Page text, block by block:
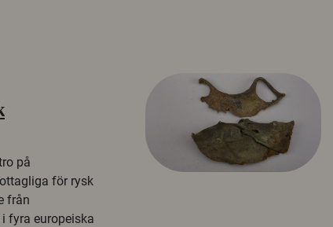
på
för rysk
från
fyra europeiska